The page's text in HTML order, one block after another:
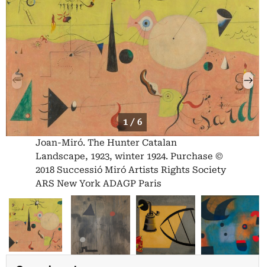
1 / 6
Joan-Miró. The Hunter Catalan
Landscape, 1923, winter 1924. Purchase ©
2018 Successió Miró Artists Rights Society
ARS New York ADAGP Paris